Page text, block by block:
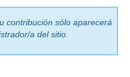
contribución sólo aparecerá
a del sitio.